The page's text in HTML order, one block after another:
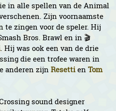
in alle spellen van de Animal
Zijn voornaamste
te zingen voor de speler. Hij
Bros. Brawl en in 🎬
. Hij was ook een van de drie
die een trofee waren in
anderen zijn Resettien Tom
sound designer